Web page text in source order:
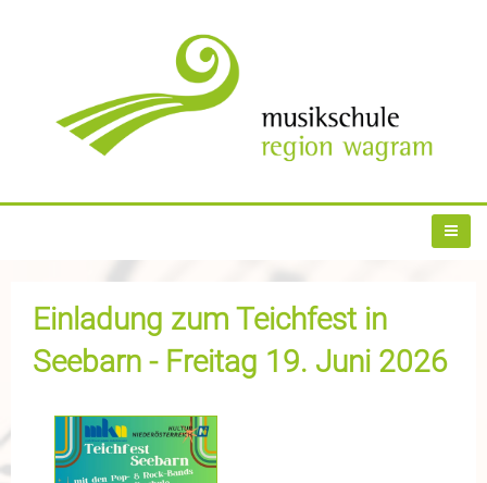
Einladung zum Teichfest in
Seebarn - Freitag 19. Juni 2026